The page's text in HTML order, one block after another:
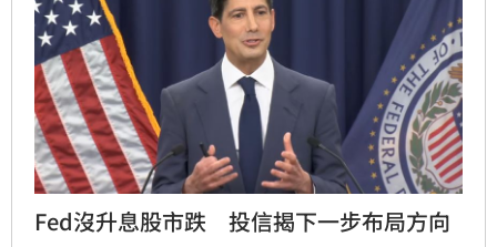
Fed沒升息股市跌　投信揭下一步布局方向